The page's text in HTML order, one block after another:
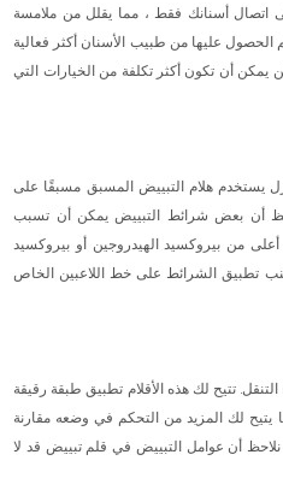
اتصال أسنانك فقط ، مما يقلل من ملامسة
عليها من طبيب الأسنان أكثر فعالية
أن تكون أكثر تكلفة من الخيارات التي
يستخدم هلام التبييض المسبق مسبقًا على
أن بعض شرائط التبييض يمكن أن تسبب
من بيروكسيد الهيدروجين أو بيروكسيد
تطبيق الشرائط على خط اللاعبين الخاص
تتيح لك هذه الأقلام تطبيق طبقة رقيقة
لك المزيد من التحكم في وضعه مقارنة
أن عوامل التبييض في قلم تبييض قد لا